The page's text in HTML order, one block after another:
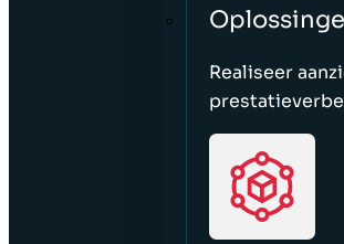
Realiseer